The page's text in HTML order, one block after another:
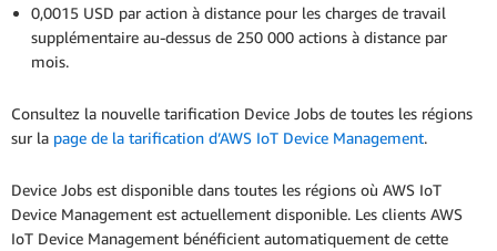
0,0015 USD par action à distance pour les charges de travail
supplémentaire au-dessus de 250 000 actions à distance par
mois.
Consultez la nouvelle tarification Device Jobs de toutes les régions
sur la page de la tarification d’AWS IoT Device Management.
Device Jobs est disponible dans toutes les régions où AWS IoT
Device Management est actuellement disponible. Les clients AWS
IoT Device Management bénéficient automatiquement de cette